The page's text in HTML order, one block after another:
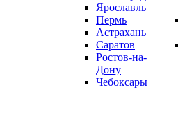
Ярославль
Пермь
Астрахань
Саратов
Ростов-на-
Дону
Чебоксары